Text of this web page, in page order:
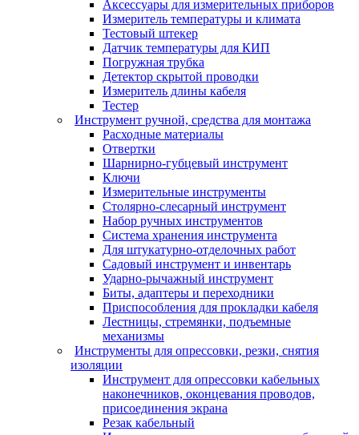
Аксессуары для измерительных приборов
Измеритель температуры и климата
Тестовый штекер
Датчик температуры для КИП
Погружная трубка
Детектор скрытой проводки
Измеритель длины кабеля
Тестер
Инструмент ручной, средства для монтажа
Расходные материалы
Отвертки
Шарнирно-губцевый инструмент
Ключи
Измерительные инструменты
Столярно-слесарный инструмент
Набор ручных инструментов
Система хранения инструмента
Для штукатурно-отделочных работ
Садовый инструмент и инвентарь
Ударно-рычажный инструмент
Биты, адаптеры и переходники
Приспособления для прокладки кабеля
Лестницы, стремянки, подъемные
механизмы
Инструменты для опрессовки, резки, снятия
изоляции
Инструмент для опрессовки кабельных
наконечников, оконцевания проводов,
присоединения экрана
Резак кабельный